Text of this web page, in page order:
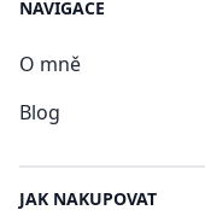
NAVIGACE
O mně
Blog
JAK NAKUPOVAT